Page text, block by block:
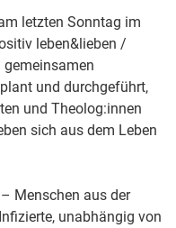
letzten Sonntag im
leben&lieben /
gemeinsamen
und durchgeführt,
und Theo­log­:innen
sich aus dem Leben
Menschen aus der
unabhängig von